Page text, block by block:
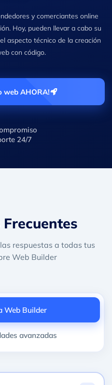
y comerciantes online
Hoy, pueden llevar a cabo su
aspecto técnico de la creación
con código.
web AHORA!
24/7
Frecuentes
respuestas a todas tus
Web Builder
Web Builder
avanzadas